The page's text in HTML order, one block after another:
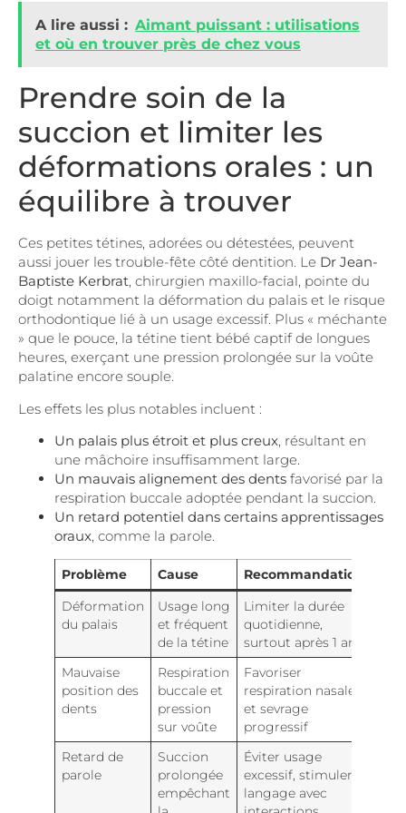
A lire aussi : Aimant puissant : utilisations
et où en trouver près de chez vous
Prendre soin de la
succion et limiter les
déformations orales : un
équilibre à trouver
Ces petites tétines, adorées ou détestées, peuvent
aussi jouer les trouble-fête côté dentition. Le Dr Jean-
Baptiste Kerbrat, chirurgien maxillo-facial, pointe du
doigt notamment la déformation du palais et le risque
orthodontique lié à un usage excessif. Plus « méchante
» que le pouce, la tétine tient bébé captif de longues
heures, exerçant une pression prolongée sur la voûte
palatine encore souple.
Les effets les plus notables incluent :
Un palais plus étroit et plus creux, résultant en
une mâchoire insuffisamment large.
Un mauvais alignement des dents favorisé par la
respiration buccale adoptée pendant la succion.
Un retard potentiel dans certains apprentissages
oraux, comme la parole.
Problème Cause Recommandation
Déformation
du palais
Usage long
et fréquent
de la tétine
Limiter la durée
quotidienne,
surtout après 1 an
Mauvaise
position des
dents
Respiration
buccale et
pression
sur voûte
Favoriser
respiration nasale
et sevrage
progressif
Retard de
parole
Succion
prolongée
empêchant
Éviter usage
excessif, stimuler
langage avec